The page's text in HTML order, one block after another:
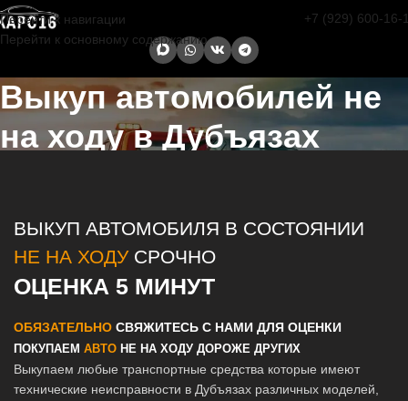
Перейти к навигации
Перейти к основному содержанию
+7 (929) 600-16-
Выкуп автомобилей не
на ходу в Дубъязах
ВЫКУП АВТОМОБИЛЯ В СОСТОЯНИИ
НЕ НА ХОДУСРОЧНО
ОЦЕНКА 5 МИНУТ
ОБЯЗАТЕЛЬНО СВЯЖИТЕСЬ С НАМИ ДЛЯ ОЦЕНКИ
ПОКУПАЕМ АВТО НЕ НА ХОДУ ДОРОЖЕ ДРУГИХ
Выкупаем любые транспортные средства которые имеют
технические неисправности в Дубъязах различных моделей,